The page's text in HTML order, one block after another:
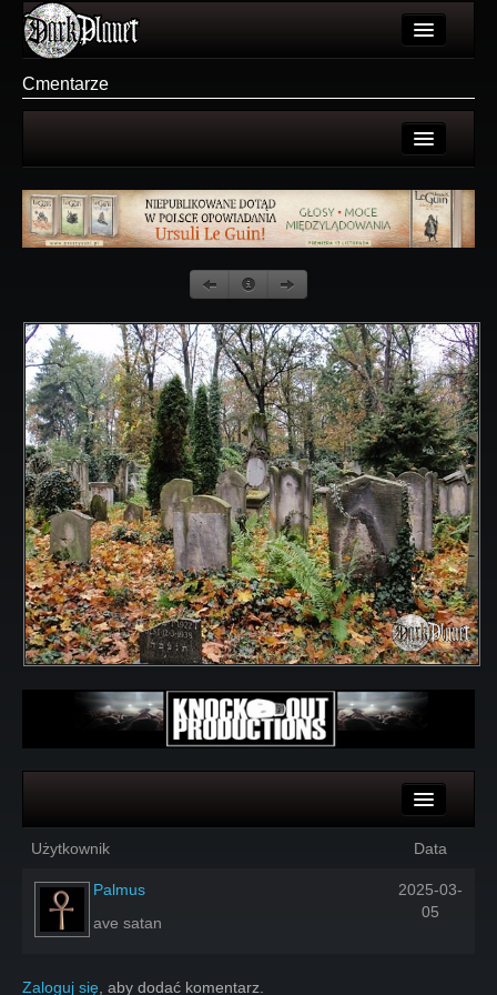
Użytkownicy
Galeria
Forum
Login
Cmentarze
Galerie użytkownika
Głosy
Użytkownik Data
Palmus
ave satan
2025-03-
05
Zaloguj się , aby dodać komentarz.